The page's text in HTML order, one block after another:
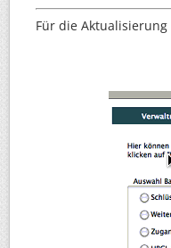
Für die Aktualisierung